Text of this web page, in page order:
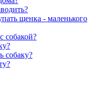
щенка - маленького
собакой?
собаку?